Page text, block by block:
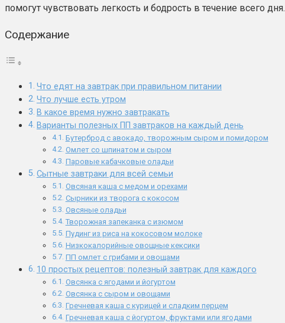
помогут чувствовать легкость и бодрость в течение всего дня.
Содержание
Что едят на завтрак при правильном питании
Что лучше есть утром
В какое время нужно завтракать
Варианты полезных ПП завтраков на каждый день
Бутерброд с авокадо, творожным сыром и помидором
Омлет со шпинатом и сыром
Паровые кабачковые оладьи
Сытные завтраки для всей семьи
Овсяная каша с медом и орехами
Сырники из творога с кокосом
Овсяные оладьи
Творожная запеканка с изюмом
Пудинг из риса на кокосовом молоке
Низкокалорийные овощные кексики
ПП омлет с грибами и овощами
10 простых рецептов: полезный завтрак для каждого
Овсянка с ягодами и йогуртом
Овсянка с сыром и овощами
Гречневая каша с курицей и сладким перцем
Гречневая каша с йогуртом, фруктами или ягодами